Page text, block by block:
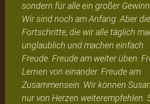
sondern für alle ein großer
Wir sind noch am Anfang. Aber die
Fortschritte, die wir alle täglich
unglaublich und machen einfach
Freude. Freude am weiter üben.
Lernen von einander. Freude am
Zusammensein. Wir können
nur von Herzen weiterempfehlen.